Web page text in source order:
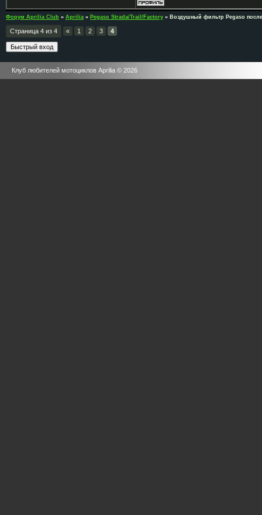
Форум Aprilia Club » Aprilia » Pegaso Strada/Trail/Factory » Воздушный фильтр Pegaso после
Страница 4 из 4 « 1 2 3 4
Клуб любителей мотоциклов Aprilia © 2026